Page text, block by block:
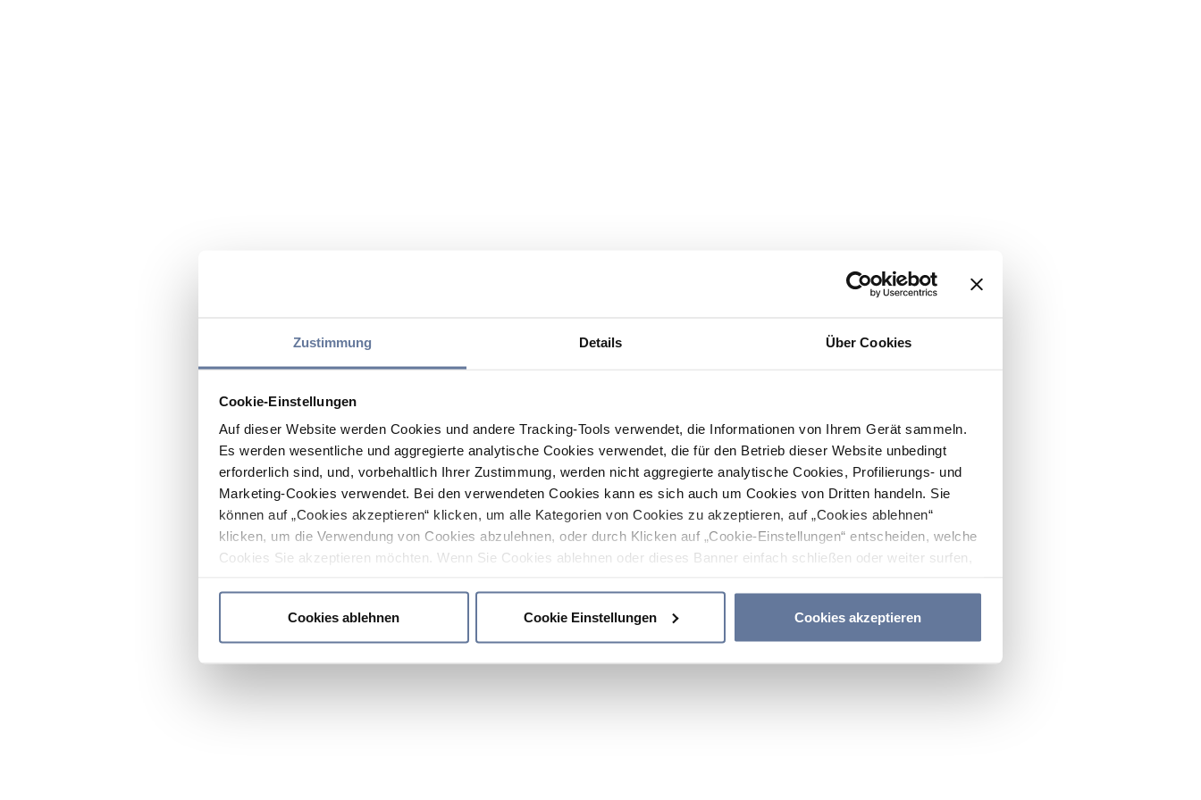
Zustimmung Details Über Cookies
Cookie-Einstellungen
Auf dieser Website werden Cookies und andere Tracking-Tools verwendet, die Informationen von Ihrem Gerät sammeln.
Es werden wesentliche und aggregierte analytische Cookies verwendet, die für den Betrieb dieser Website unbedingt
erforderlich sind, und, vorbehaltlich Ihrer Zustimmung, werden nicht aggregierte analytische Cookies, Profilierungs- und
Marketing-Cookies verwendet. Bei den verwendeten Cookies kann es sich auch um Cookies von Dritten handeln. Sie
können auf „Cookies akzeptieren“ klicken, um alle Kategorien von Cookies zu akzeptieren, auf „Cookies ablehnen“
klicken, um die Verwendung von Cookies abzulehnen, oder durch Klicken auf „Cookie-Einstellungen“ entscheiden, welche
Cookies Sie akzeptieren möchten. Wenn Sie Cookies ablehnen oder dieses Banner einfach schließen oder weiter surfen,
Cookies ablehnen
Cookie Einstellungen Cookies akzeptieren